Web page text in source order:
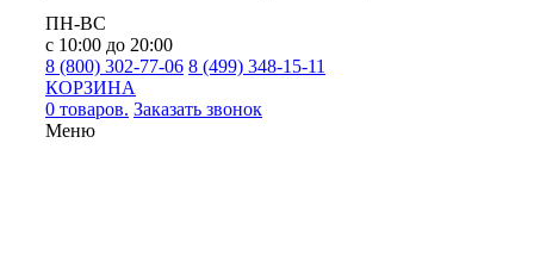
ПН-ВС
с 10:00 до 20:00
8 (800) 302-77-06 8 (499) 348-15-11
КОРЗИНА
0 товаров. Заказать звонок
Меню